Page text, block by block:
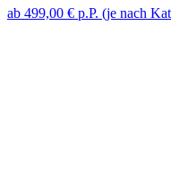
ab 499,00 € p.P. (je nach